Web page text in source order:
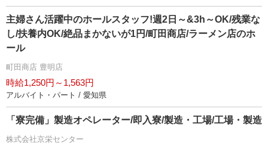
主婦さん活躍中のホールスタッフ!週2日～&3h～OK/残業な
し/扶養内OK/絶品まかないが1円/町田商店/ラーメン店のホ
ール
町田商店 豊明店
時給1,250円～1,563円
アルバイト・パート / 愛知県
「寮完備」製造オペレーター/即入寮/製造・工場/工場・製造
株式会社京栄センター